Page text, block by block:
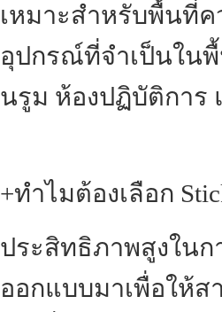
เหมาะสำหรับพื้นที่ค
อุปกรณ์ที่จำเป็นใน
นรูม ห้องปฏิบัติการ
+ทำไมต้องเลือก
ประสิทธิภาพสูงในก
ออกแบบมาเพื่อให้